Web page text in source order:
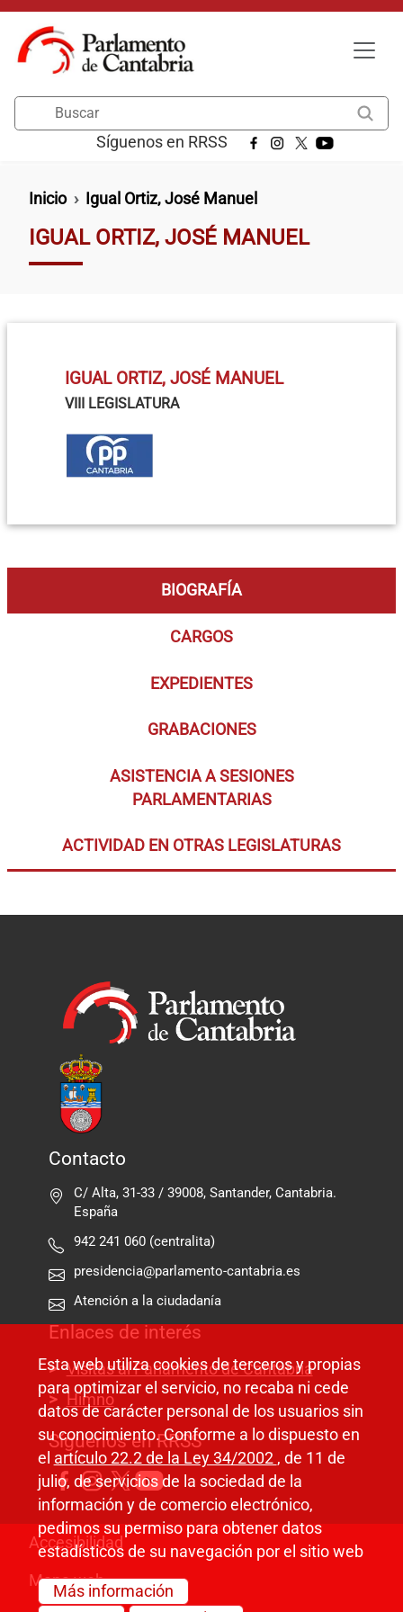
Pasar al contenido principal
Síguenos en RRSS
Ruta de navegación
Inicio Igual Ortiz, José Manuel
IGUAL ORTIZ, JOSÉ MANUEL
IGUAL ORTIZ, JOSÉ MANUEL
VIII LEGISLATURA
BIOGRAFÍA
CARGOS
EXPEDIENTES
GRABACIONES
ASISTENCIA A SESIONES
PARLAMENTARIAS
ACTIVIDAD EN OTRAS LEGISLATURAS
Contacto
C/ Alta, 31-33 / 39008, Santander, Cantabria.
España
942 241 060 (centralita)
presidencia@parlamento-cantabria.es
Atención a la ciudadanía
Enlaces de interés
Visitas al Parlamento de Cantabria
Himno
Síguenos en RRSS
Pie de página
Accesibilidad
Mapa web
Esta web utiliza cookies de terceros y propias
para optimizar el servicio, no recaba ni cede
datos de carácter personal de los usuarios sin
su conocimiento. Conforme a lo dispuesto en
el artículo 22.2 de la Ley 34/2002 , de 11 de
julio, de servicios de la sociedad de la
información y de comercio electrónico,
pedimos su permiso para obtener datos
estadísticos de su navegación por el sitio web
Más información